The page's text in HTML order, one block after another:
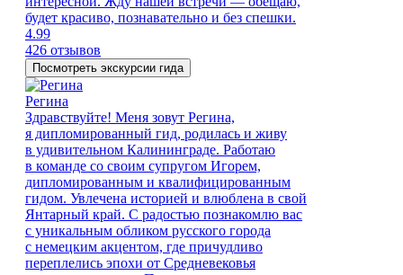
будет красиво, познавательно и без спешки.
4.99
426 отзывов
Посмотреть экскурсии гида
Регина
Здравствуйте! Меня зовут Регина,
я дипломированный гид, родилась и живу
в удивительном Калининграде. Работаю
в команде со своим супругом Игорем,
дипломированным и квалифицированным
гидом. Увлечена историей и влюблена в свой
Янтарный край. С радостью познакомлю вас
с уникальным обликом русского города
с немецким акцентом, где причудливо
переплелись эпохи от Средневековья